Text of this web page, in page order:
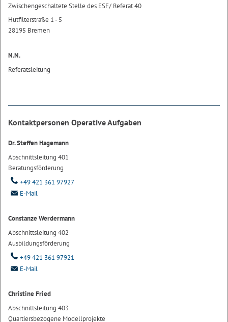
Zwischengeschaltete Stelle des ESF/ Referat 40
Hutfilterstraße 1 - 5
28195 Bremen
N.N.
Referatsleitung
Kontaktpersonen Operative Aufgaben
Dr. Steffen Hagemann
Abschnittsleitung 401
Beratungsförderung
+49 421 361 97927
E-Mail
Constanze Werdermann
Abschnittsleitung 402
Ausbildungsförderung
+49 421 361 97921
E-Mail
Christine Fried
Abschnittsleitung 403
Quartiersbezogene Modellprojekte